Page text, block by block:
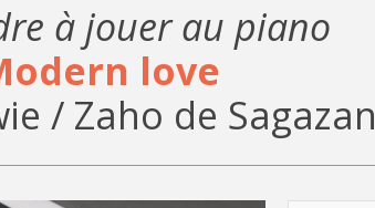
à jouer au piano
love
/ Zaho de Sagazan